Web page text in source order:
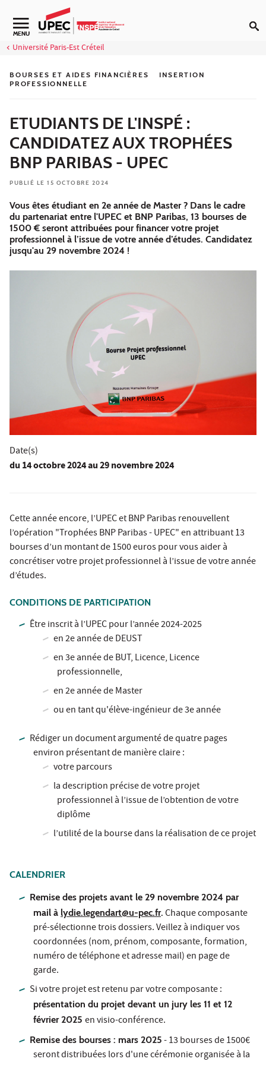
Aller au contenu
Navigation secondaire
MENU
Université Paris-Est Créteil
BOURSES ET AIDES FINANCIÈRES
INSERTION
PROFESSIONNELLE
ETUDIANTS DE L'INSPÉ :
CANDIDATEZ AUX TROPHÉES
BNP PARIBAS - UPEC
PUBLIÉ LE 15 OCTOBRE 2024
Vous êtes étudiant en 2e année de Master ? Dans le cadre
du partenariat entre l'UPEC et BNP Paribas, 13 bourses de
1500 € seront attribuées pour financer votre projet
professionnel à l’issue de votre année d’études. Candidatez
jusqu'au 29 novembre 2024 !
Date(s)
du 14 octobre 2024au 29 novembre 2024
Cette année encore, l’UPEC et BNP Paribas renouvellent
l’opération "Trophées BNP Paribas - UPEC" en attribuant 13
bourses d’un montant de 1500 euros pour vous aider à
concrétiser votre projet professionnel à l’issue de votre année
d’études.
CONDITIONS DE PARTICIPATION
Être inscrit à l’UPEC pour l’année 2024-2025
en 2e année de DEUST
en 3e année de BUT, Licence, Licence
professionnelle,
en 2e année de Master
ou en tant qu'élève-ingénieur de 3e année
Rédiger un document argumenté de quatre pages
environ présentant de manière claire :
votre parcours
la description précise de votre projet
professionnel à l’issue de l’obtention de votre
diplôme
l’utilité de la bourse dans la réalisation de ce projet
CALENDRIER
Remise des projets avant le 29 novembre 2024 par
mail à lydie.legendart@u-pec.fr. Chaque composante
pré-sélectionne trois dossiers. Veillez à indiquer vos
coordonnées (nom, prénom, composante, formation,
numéro de téléphone et adresse mail) en page de
garde.
Si votre projet est retenu par votre composante :
présentation du projet devant un jury les 11 et 12
février 2025 en visio-conférence.
Remise des bourses : mars 2025 - 13 bourses de 1500€
seront distribuées lors d'une cérémonie organisée à la